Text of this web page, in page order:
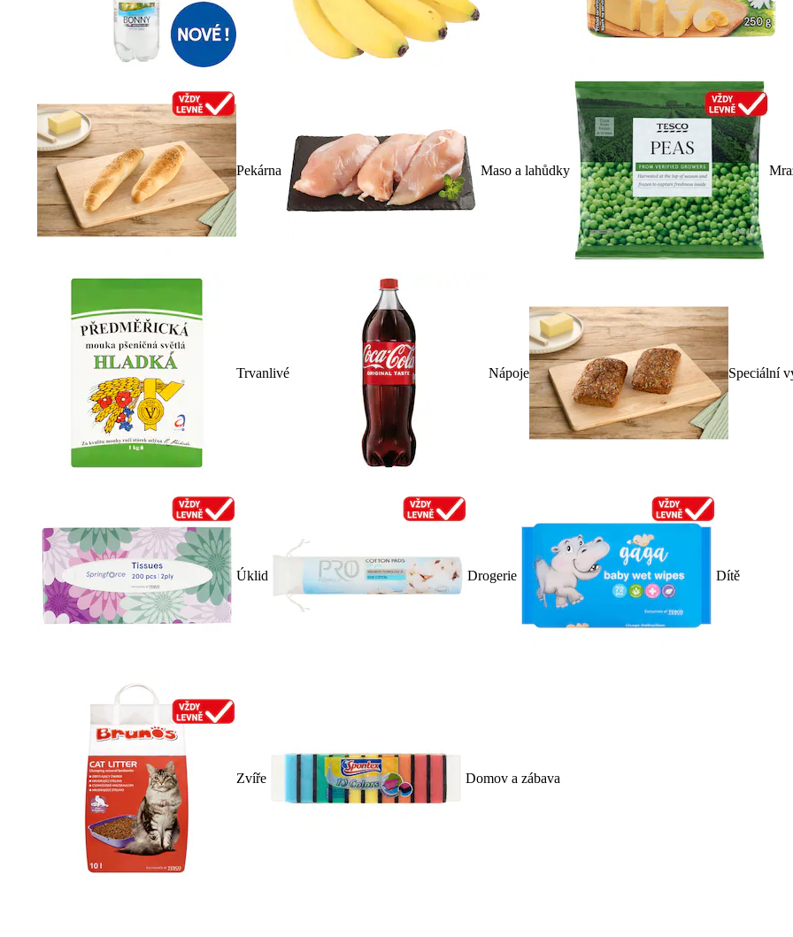
Pekárna Maso a lahůdky
Trvanlivé Nápoje Speciální
Úklid Drogerie Dítě
Zvíře Domov a zábava